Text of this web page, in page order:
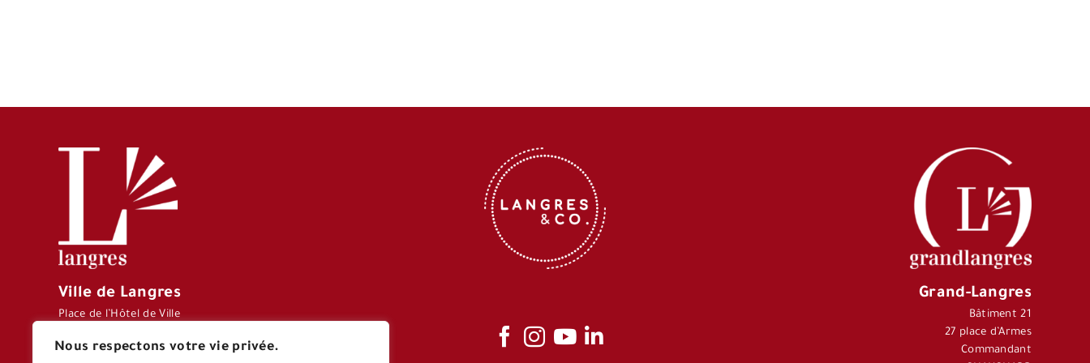
Nous respectons votre vie privée.
Ville de Langres
Place de l’Hôtel de Ville
LANGRES CEDEX
Grand-Langres
Bâtiment 21
27 place d’Armes
Commandant